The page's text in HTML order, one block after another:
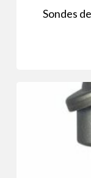
Sondes